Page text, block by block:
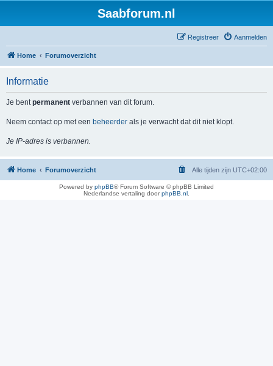
Saabforum.nl
Aanmelden
Registreer
Home Forumoverzicht
Informatie
Je bentpermanent verbannen van dit forum.
Neem contact op met een beheerder als je verwacht dat dit niet klopt.
Je IP-adres is verbannen.
Home Forumoverzicht Alle tijden zijn UTC+02:00
Powered by phpBB® Forum Software © phpBB Limited
Nederlandse vertaling doorphpBB.nl